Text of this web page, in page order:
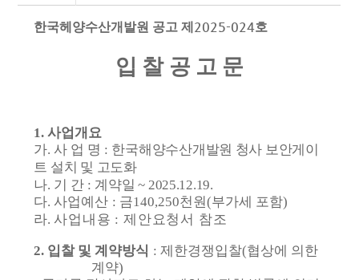
한국헤양수산개발원 공고 제 2025-024호
입 찰 공 고 문
1.사업개요
가. 사 업 명 : 한국해양수산개발원 청사 보안게이
트 설치 및 고도화
나. 기 간 : 계약일~ 2025.12.19.
다. 사업예산 : 금140,250천원(부가세 포함)
라. 사업내용 : 제안요청서 참조
2. 입찰 및 계약방식 : 제한경쟁입찰(협상에 의한
계약)